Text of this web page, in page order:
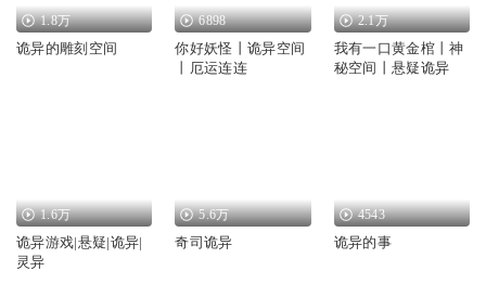
1.8万
诡异的雕刻空间
6898
你好妖怪丨诡异空间
丨厄运连连
2.1万
我有一口黄金棺丨神
秘空间丨悬疑诡异
1.6万
诡异游戏|悬疑|诡异|
灵异
5.6万
奇司诡异
4543
诡异的事